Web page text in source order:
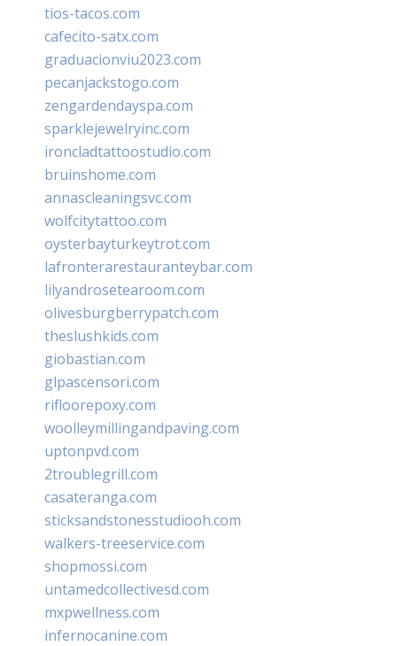
tios-tacos.com
cafecito-satx.com
graduacionviu2023.com
pecanjackstogo.com
zengardendayspa.com
sparklejewelryinc.com
ironcladtattoostudio.com
bruinshome.com
annascleaningsvc.com
wolfcitytattoo.com
oysterbayturkeytrot.com
lafronterarestauranteybar.com
lilyandrosetearoom.com
olivesburgberrypatch.com
theslushkids.com
giobastian.com
glpascensori.com
rifloorepoxy.com
woolleymillingandpaving.com
uptonpvd.com
2troublegrill.com
casateranga.com
sticksandstonesstudiooh.com
walkers-treeservice.com
shopmossi.com
untamedcollectivesd.com
mxpwellness.com
infernocanine.com